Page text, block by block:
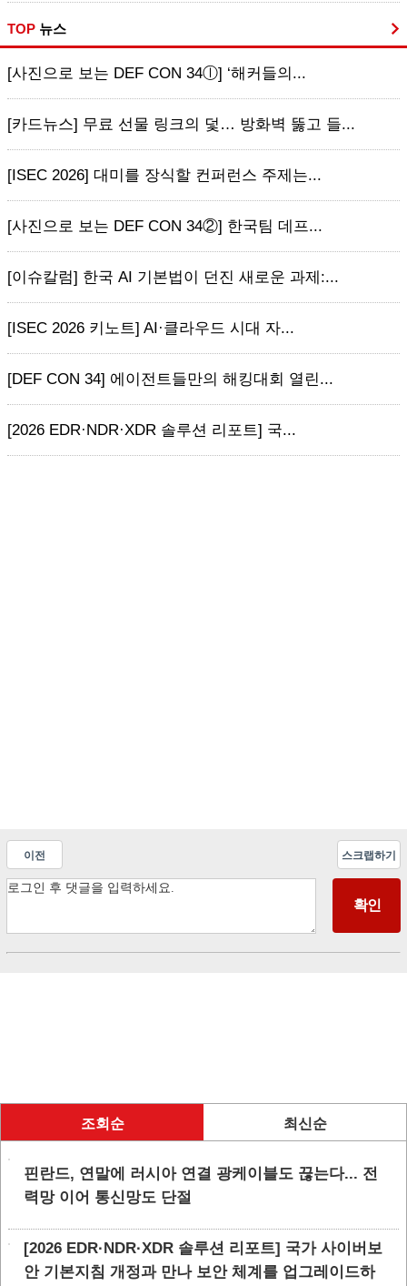
TOP 뉴스
[사진으로 보는 DEF CON 34ⓛ] ‘해커들의...
[카드뉴스] 무료 선물 링크의 덫… 방화벽 뚫고 들...
[ISEC 2026] 대미를 장식할 컨퍼런스 주제는...
[사진으로 보는 DEF CON 34②] 한국팀 데프...
[이슈칼럼] 한국 AI 기본법이 던진 새로운 과제:...
[ISEC 2026 키노트] AI·클라우드 시대 자...
[DEF CON 34] 에이전트들만의 해킹대회 열린...
[2026 EDR·NDR·XDR 솔루션 리포트] 국...
이전 스크랩하기
조회순 최신순
핀란드, 연말에 러시아 연결 광케이블도 끊는다... 전
력망 이어 통신망도 단절
[2026 EDR·NDR·XDR 솔루션 리포트] 국가 사이버보
안 기본지침 개정과 만나 보안 체계를 업그레이드하